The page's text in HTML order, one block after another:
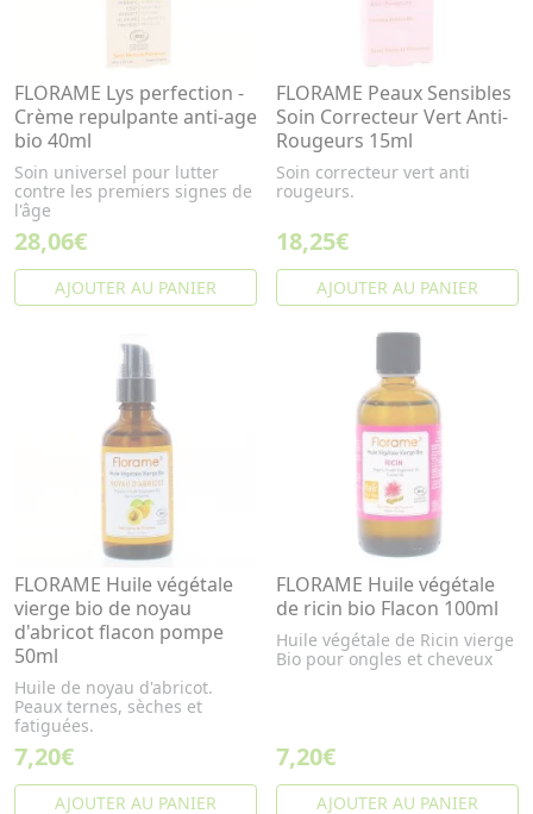
FLORAME Lys perfection -
Crème repulpante anti-age
bio 40ml
Soin universel pour lutter
contre les premiers signes de
l'âge
28,06€
AJOUTER AU PANIER
FLORAME Peaux Sensibles
Soin Correcteur Vert Anti-
Rougeurs 15ml
Soin correcteur vert anti
rougeurs.
18,25€
AJOUTER AU PANIER
FLORAME Huile végétale
vierge bio de noyau
d'abricot flacon pompe
50ml
Huile de noyau d'abricot.
Peaux ternes, sèches et
fatiguées.
7,20€
AJOUTER AU PANIER
FLORAME Huile végétale
de ricin bio Flacon 100ml
Huile végétale de Ricin vierge
Bio pour ongles et cheveux
7,20€
AJOUTER AU PANIER